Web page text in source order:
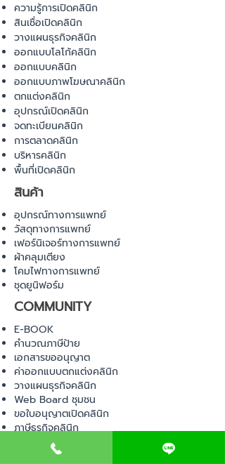
ความรู้การเปิดคลินิก
สินเชื่อเปิดคลินิก
วางแผนธุรกิจคลินิก
ออกแบบโลโก้คลินิก
ออกแบบคลินิก
ออกแบบภาพโฆษณาคลินิก
ตกแต่งคลินิก
อุปกรณ์เปิดคลินิก
จดทะเบียนคลินิก
การตลาดคลินิก
บริหารคลินิก
พื้นที่เปิดคลินิก
สินค้า
อุปกรณ์ทางการแพทย์
วัสดุทางการแพทย์
เฟอร์นิเจอร์ทางการแพทย์
ผ้าคลุมเตียง
โคมไฟทางการแพทย์
ชุดยูนิฟอร์ม
COMMUNITY
E-BOOK
คำนวณภาษีป้าย
เอกสารขออนุญาต
ค่าออกแบบตกแต่งคลินิก
วางแผนธุรกิจคลินิก
Web Board ชุมชน
ขอใบอนุญาตเปิดคลินิก
ภาษีธุรกิจคลินิก
ตรวจสอบรายชื่อแพทย์
ติดต่อ สำนักงานสาธารณสุข